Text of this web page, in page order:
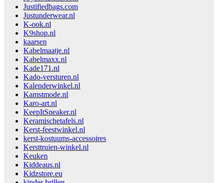
Justifiedbags.com
Justunderwear.nl
K-ook.nl
K9shop.nl
kaarsen
Kabelmaatje.nl
Kabelmaxx.nl
Kade171.nl
Kado-versturen.nl
Kalenderwinkel.nl
Kamstmode.nl
Karo-art.nl
KeepItSneaker.nl
Keramischetafels.nl
Kerst-feestwinkel.nl
kerst-kostuums-accessoires
Kersttruien-winkel.nl
Keuken
Kiddeaus.nl
Kidzstore.eu